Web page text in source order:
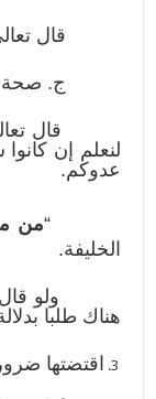
قال
ج. صحة
قال
لنعلم إن
عدوكم.
“من
الخليفة.
ولو قال
هناك طلبا
اقتضتها